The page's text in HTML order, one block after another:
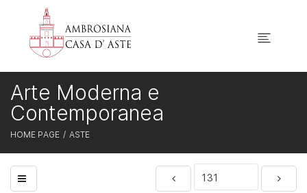
HOME PAGE ASTE
Arte Moderna e
Contemporanea